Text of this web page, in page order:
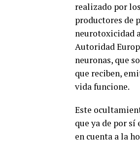
realizado por
productores de
neurotoxicidad
Autoridad
neuronas, que
que reciben,
vida funcione.
Este
que ya de por
en cuenta a la